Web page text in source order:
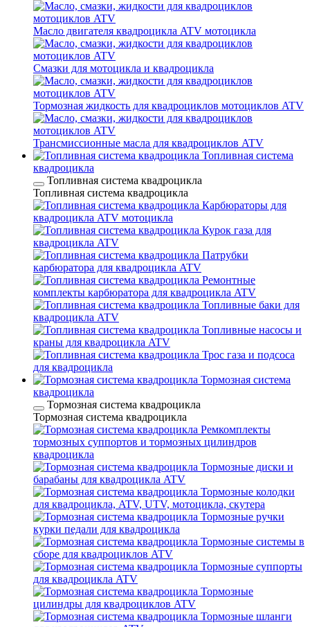
Масло двигателя квадроцикла ATV мотоцикла
Смазки для мотоцикла и квадроцикла
Тормозная жидкость для квадроциклов мотоциклов ATV
Трансмиссионные масла для квадроциклов ATV
Топливная система
квадроцикла
Топливная система квадроцикла
Топливная система квадроцикла
Карбюраторы для
квадроцикла ATV мотоцикла
Курок газа для
квадроцикла ATV
Патрубки
карбюратора для квадроцикла ATV
Ремонтные
комплекты карбюратора для квадроцикла ATV
Топливные баки для
квадроцикла ATV
Топливные насосы и
краны для квадроцикла ATV
Трос газа и подсоса
для квадроцикла
Тормозная система
квадроцикла
Тормозная система квадроцикла
Тормозная система квадроцикла
Ремкомплекты
тормозных суппортов и тормозных цилиндров
квадроцикла
Тормозные диски и
барабаны для квадроцикла ATV
Тормозные колодки
для квадроцикла, ATV, UTV, мотоцикла, скутера
Тормозные ручки
курки педали для квадроцикла
Тормозные системы в
сборе для квадроциклов ATV
Тормозные суппорты
для квадроцикла ATV
Тормозные
цилиндры для квадроциклов ATV
Тормозные шланги